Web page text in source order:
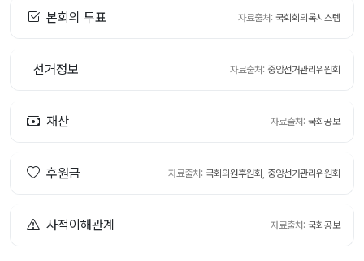
본회의 투표 자료출처: 국회회의록시스템
선거정보 자료출처: 중앙선거관리위원회
재산 자료출처: 국회공보
후원금 자료출처: 국회의원후원회 중앙선거관리위원회
사적이해관계 자료출처: 국회공보